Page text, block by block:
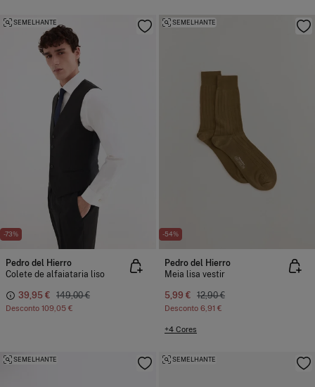
-73%
SEMELHANTE
Pedro del Hierro
Colete de alfaiataria liso
39,95 € 149,00 €
Desconto 109,05 €
-54%
SEMELHANTE
Pedro del Hierro
Meia lisa vestir
5,99 € 12,90 €
Desconto 6,91 €
+4 Cores
SEMELHANTE SEMELHANTE